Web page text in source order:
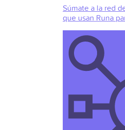
Súmate a la red
que usan Runa